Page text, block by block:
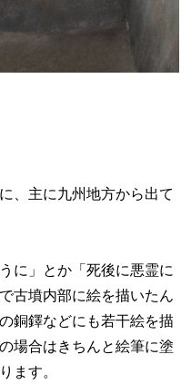
、主に九州地方から出て
に」とか「死後に悪霊に
古墳内部に絵を描いたん
銅鐸などにも若干絵を描
場合はきちんと絵筆に塗
ます。